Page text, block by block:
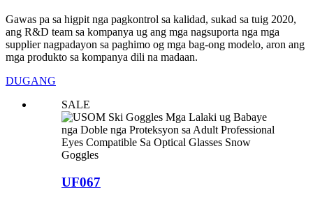
Gawas pa sa higpit nga pagkontrol sa kalidad, sukad sa tuig 2020,
ang R&D team sa kompanya ug ang mga nagsuporta nga mga
supplier nagpadayon sa paghimo og mga bag-ong modelo, aron ang
mga produkto sa kompanya dili na madaan.
DUGANG
SALE
UF067